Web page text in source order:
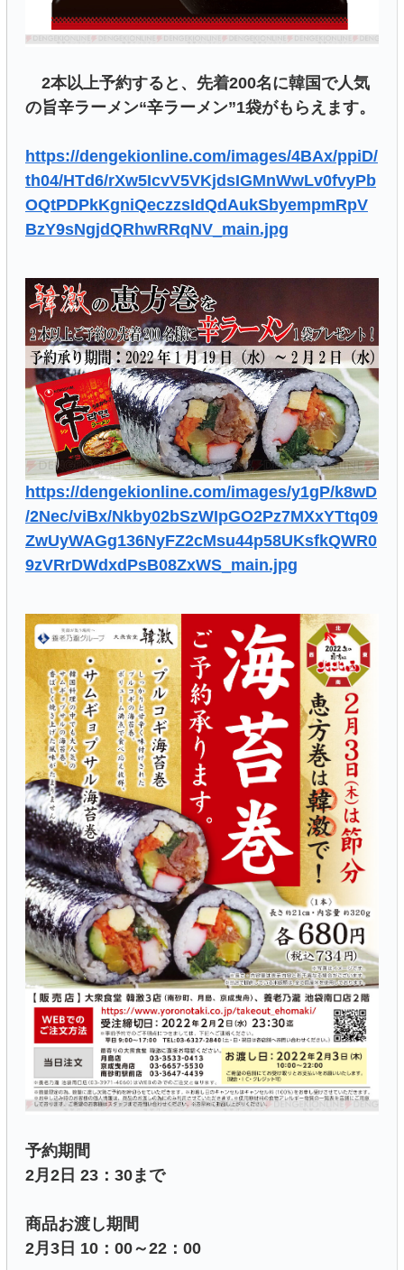
2本以上予約すると、先着200名に韓国で人気
の旨辛ラーメン“辛ラーメン”1袋がもらえます。
https://dengekionline.com/images/4BAx/ppiD/
th04/HTd6/rXw5IcvV5VKjdsIGMnWwLv0fvyPb
OQtPDPkKgniQeczzsIdQdAukSbyempmRpV
BzY9sNgjdQRhwRRqNV_main.jpg
https://dengekionline.com/images/y1gP/k8wD
/2Nec/viBx/Nkby02bSzWIpGO2Pz7MXxYTtq09
ZwUyWAGg136NyFZ2cMsu44p58UKsfkQWR0
9zVRrDWdxdPsB08ZxWS_main.jpg
予約期間
2月2日 23：30まで
商品お渡し期間
2月3日 10：00～22：00